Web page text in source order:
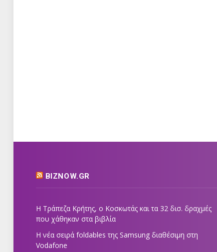
BIZNOW.GR
Η Τράπεζα Κρήτης, ο Κοσκωτάς και τα 32 δισ. δραχμές
που χάθηκαν στα βιβλία
Η νέα σειρά foldables της Samsung διαθέσιμη στη
Vodafone